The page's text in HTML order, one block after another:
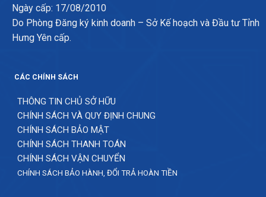
Ngày cấp: 17/08/2010
Do Phòng Đăng ký kinh doanh – Sở Kế hoạch và Đầu tư Tỉnh
Hưng Yên cấp.
CÁC CHÍNH SÁCH
THÔNG TIN CHỦ SỞ HỮU
CHÍNH SÁCH VÀ QUY ĐỊNH CHUNG
CHÍNH SÁCH BẢO MẬT
CHÍNH SÁCH THANH TOÁN
CHÍNH SÁCH VẬN CHUYỂN
CHÍNH SÁCH BẢO HÀNH, ĐỔI TRẢ HOÀN TIỀN